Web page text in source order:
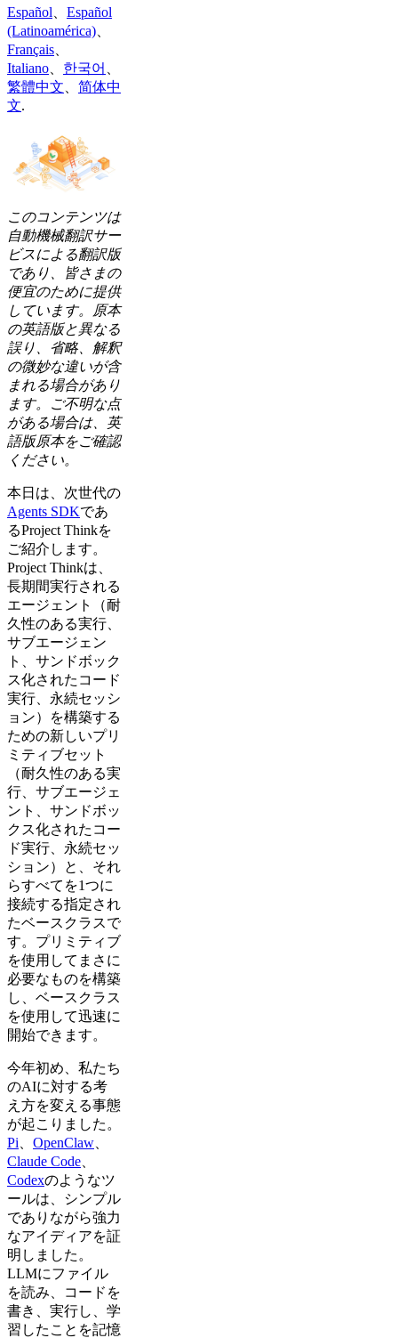
Español
Español
(Latinoamérica)
Français
Italiano
한국어
繁體中文
简体中
文.
このコンテンツは
自動機械翻訳サー
ビスによる翻訳版
であり、皆さまの
便宜のために提供
しています。原本
の英語版と異なる
誤り、省略、解釈
の微妙な違いが含
まれる場合があり
ます。ご不明な点
がある場合は、英
語版原本をご確認
ください。
本日は、次世代の
Agents SDKであ
るProject Thinkを
ご紹介します。
Project Thinkは、
長期間実行される
エージェント（耐
久性のある実行、
サブエージェン
ト、サンドボック
ス化されたコード
実行、永続セッシ
ョン）を構築する
ための新しいプリ
ミティブセット
（耐久性のある実
行、サブエージェ
ント、サンドボッ
クス化されたコー
ド実行、永続セッ
ション）と、それ
らすべてを1つに
接続する指定され
たベースクラスで
す。プリミティブ
を使用してまさに
必要なものを構築
し、ベースクラス
を使用して迅速に
開始できます。
今年初め、私たち
のAIに対する考
え方を変える事態
が起こりました。
Pi
OpenClaw
Claude Code
Codexのようなツ
ールは、シンプル
でありながら強力
なアイディアを証
明しました。
LLMにファイル
を読み、コードを
書き、実行し、学
習したことを記憶